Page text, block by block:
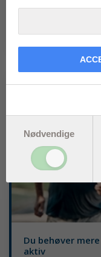
findes der en naturlig
Læs mere
Du behøver
aktiv
Nødvendige